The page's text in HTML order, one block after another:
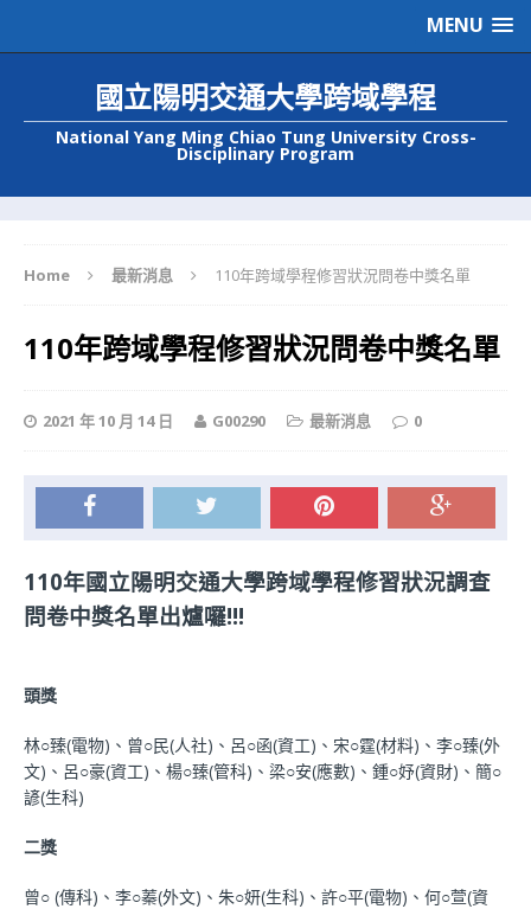
MENU
國立陽明交通大學跨域學程
National Yang Ming Chiao Tung University Cross-
Disciplinary Program
Home 最新消息 110年跨域學程修習狀況問卷中獎名單
110年跨域學程修習狀況問卷中獎名單
2021 年 10 月 14 日 G00290 最新消息 0
110年國立陽明交通大學跨域學程修習狀況調查
問卷中獎名單出爐囉!!!
頭獎
林○臻(電物)、曾○民(人社)、呂○函(資工)、宋○霆(材料)、李○臻(外
文)、呂○豪(資工)、楊○臻(管科)、梁○安(應數)、鍾○妤(資財)、簡○
諺(生科)
二獎
曾○ (傳科)、李○蓁(外文)、朱○妍(生科)、許○平(電物)、何○萱(資